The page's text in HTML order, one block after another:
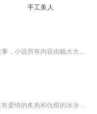
手工美人